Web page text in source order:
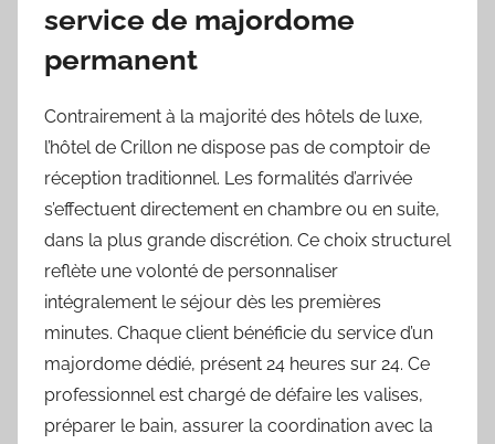
service de majordome
permanent
Contrairement à la majorité des hôtels de luxe,
l’hôtel de Crillon ne dispose pas de comptoir de
réception traditionnel. Les formalités d’arrivée
s’effectuent directement en chambre ou en suite,
dans la plus grande discrétion. Ce choix structurel
reflète une volonté de personnaliser
intégralement le séjour dès les premières
minutes. Chaque client bénéficie du service d’un
majordome dédié, présent 24 heures sur 24. Ce
professionnel est chargé de défaire les valises,
préparer le bain, assurer la coordination avec la